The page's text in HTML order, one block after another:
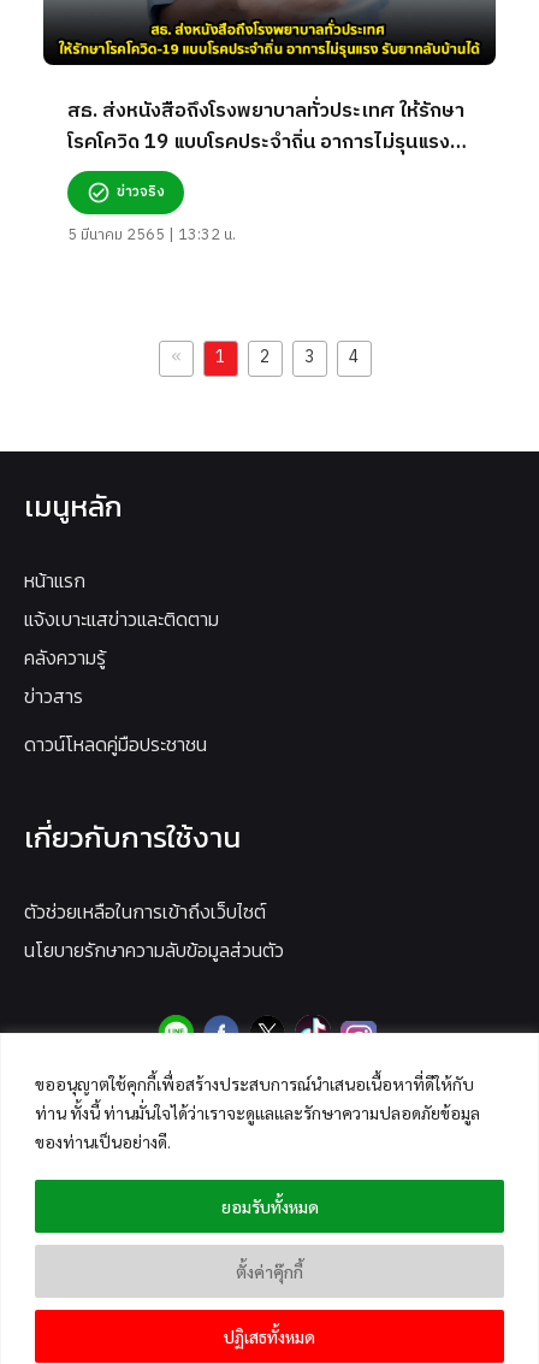
ขออนุญาตใช้คุกกี้เพื่อสร้างประสบการณ์นำเสนอเนื้อหาที่ดีให้กับ
ท่าน ทั้งนี้ ท่านมั่นใจได้ว่าเราจะดูแลและรักษาความปลอดภัยข้อมูล
ของท่านเป็นอย่างดี.
ตั้งค่าคุ๊กกี้
ปฏิเสธทั้งหมด
ยอมรับทั้งหมด
สธ. ส่งหนังสือถึงโรงพยาบาลทั่วประเทศ ให้รักษา
โรคโควิด 19 แบบโรคประจำถิ่น อาการไม่รุนแรง
รับยากลับบ้านได้ จริงหรือ?
ข่าวจริง
5 มีนาคม 2565 | 13:32 น.
« 1 2 3 4
เมนูหลัก
หน้าแรก
แจ้งเบาะแสข่าวและติดตาม
คลังความรู้
ข่าวสาร
ดาวน์โหลดคู่มือประชาชน
เกี่ยวกับการใช้งาน
ตัวช่วยเหลือในการเข้าถึงเว็บไซต์
นโยบายรักษาความลับข้อมูลส่วนตัว
Copyright © 2026 ANTI-FAKE NEWS CENTER THAILAND